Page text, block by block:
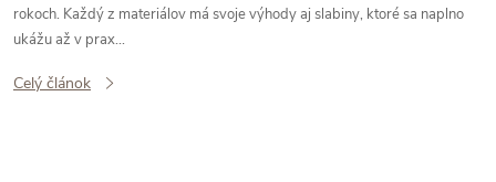
rokoch. Každý z materiálov má svoje výhody aj slabiny, ktoré sa naplno
ukážu až v prax...
Celý článok